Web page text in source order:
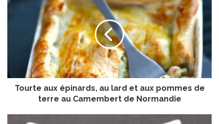
o
x
Tourte aux épinards, au lard et aux pommes de
terre au Camembert de Normandie